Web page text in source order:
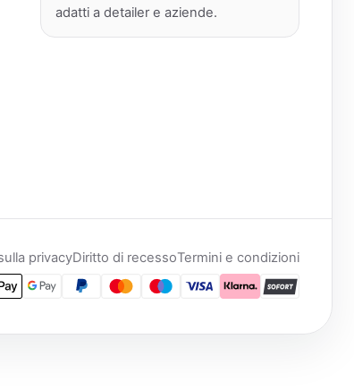
adatti a detailer e aziende.
privacyDiritto di recessoTermini e condizioni
Pay
Google Pay
PayPal MastercardMaestroVisa KlarnaSOFORT